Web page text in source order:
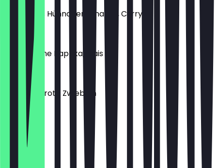
Gewürztes Hühnchen, Ananas, Curry
Sucuk, grüne Paprika, Mais
Thunfisch, rote Zwiebeln